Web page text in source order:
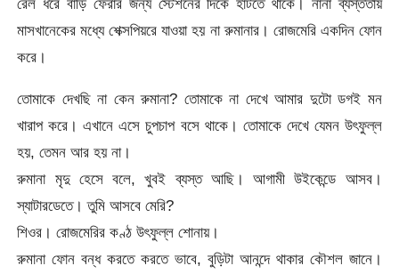
মাসখানেকের মধ্যে শেক্সপিয়রে যাওয়া হয় না রুমানার। রোজমেরি একদিন ফোন
করে।
তোমাকে দেখছি না কেন রুমানা? তোমাকে না দেখে আমার দুটো ডগই মন
খারাপ করে। এখানে এসে চুপচাপ বসে থাকে। তোমাকে দেখে যেমন উৎফুল্ল
হয়, তেমন আর হয় না।
রুমানা মৃদু হেসে বলে, খুবই ব্যস্ত আছি। আগামী উইকেন্ডে আসব।
স্যাটারডেতে। তুমি আসবে মেরি?
শিওর। রোজমেরির কণ্ঠ উৎফুল্ল শোনায়।
রুমানা ফোন বন্ধ করতে করতে ভাবে, বুড়িটা আনন্দে থাকার কৌশল জানে।